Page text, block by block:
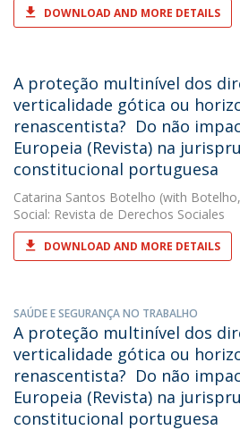
DOWNLOAD AND MORE DETAILS
A proteção multinível dos
verticalidade gótica ou
renascentista?  Do não
Europeia (Revista) na
constitucional portuguesa
Catarina Santos Botelho (with
Social: Revista de Derechos Sociales
DOWNLOAD AND MORE DETAILS
SAÚDE E SEGURANÇA NO TRABALHO
A proteção multinível dos
verticalidade gótica ou
renascentista?  Do não
Europeia (Revista) na
constitucional portuguesa